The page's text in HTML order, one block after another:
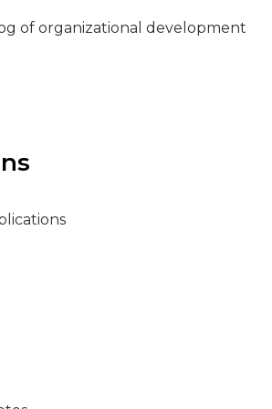
of organizational development